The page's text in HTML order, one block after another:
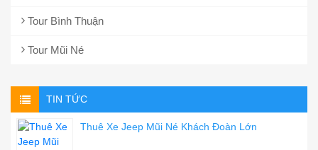
Tour Bình Thuận
Tour Mũi Né
TIN TỨC
Thuê Xe Jeep Mũi Né Khách Đoàn Lớn